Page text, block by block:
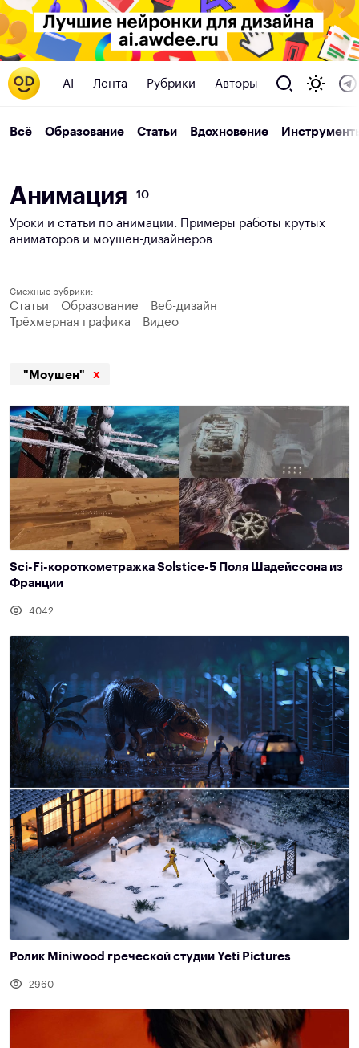
AI Лента Рубрики Авторы
Всё Образование Статьи Вдохновение
Анимация 10
Уроки и статьи по анимации. Примеры работы крутых
аниматоров и моушен-дизайнеров
Смежные рубрики:
Статьи Образование
Веб-дизайн
Трёхмерная графика
Видео
"Моушен" x
Sci-Fi-короткометражка Solstice-5 Поля Шадейссона из
Франции
4042
Ролик Miniwood греческой студии Yeti Pictures
2960